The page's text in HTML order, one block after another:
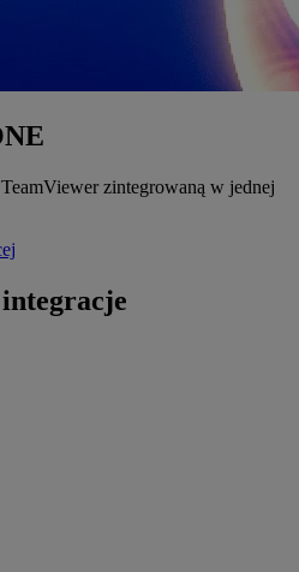
zintegrowaną w jednej